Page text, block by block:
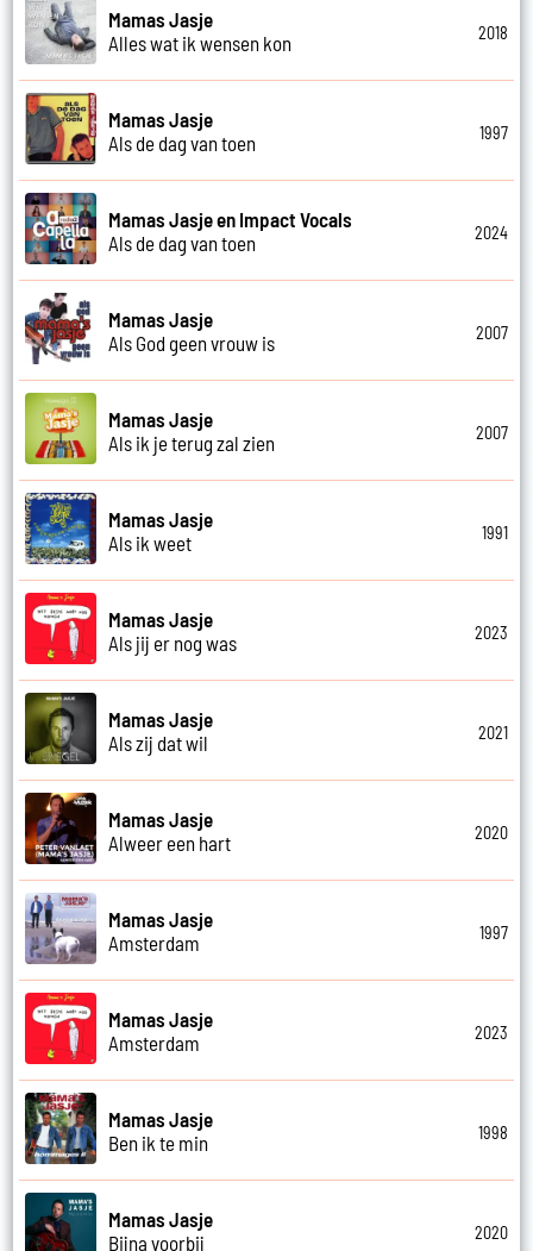
Mamas Jasje
Alles wat ik wensen kon
2018
Mamas Jasje
Als de dag van toen
1997
Mamas Jasje en Impact Vocals
Als de dag van toen
2024
Mamas Jasje
Als God geen vrouw is
2007
Mamas Jasje
Als ik je terug zal zien
2007
Mamas Jasje
Als ik weet
1991
Mamas Jasje
Als jij er nog was
2023
Mamas Jasje
Als zij dat wil
2021
Mamas Jasje
Alweer een hart
2020
Mamas Jasje
Amsterdam
1997
Mamas Jasje
Amsterdam
2023
Mamas Jasje
Ben ik te min
1998
Mamas Jasje
Bijna voorbij
2020